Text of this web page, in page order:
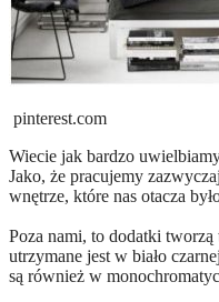
pinterest.com
Wiecie jak bardzo
Jako, że pracujemy
wnętrze, które nas otacza
Poza nami, to dodatki
utrzymane jest w biało
są również w